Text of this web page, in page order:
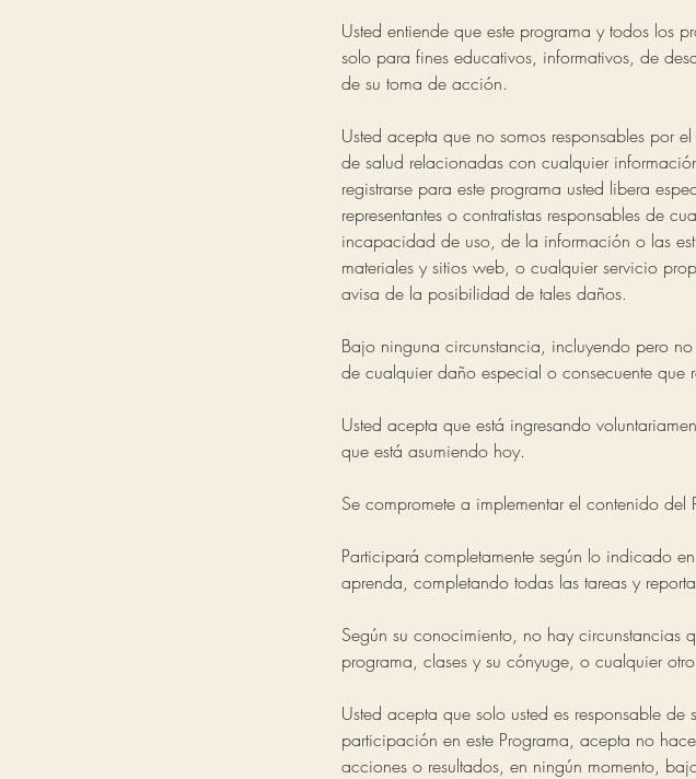
Usted entiende que este programa y todos los
solo para fines educativos, informativos, de
de su toma de acción.
Usted acepta que no somos responsables por
de salud relacionadas con cualquier
registrarse para este programa usted libera
representantes o contratistas responsables de
incapacidad de uso, de la información o las
materiales y sitios web, o cualquier servicio
avisa de la posibilidad de tales daños.
Bajo ninguna circunstancia, incluyendo pero
de cualquier daño especial o consecuente que
Usted acepta que está ingresando
que está asumiendo hoy.
Se compromete a implementar el contenido del
Participará completamente según lo indicado
aprenda, completando todas las tareas y
Según su conocimiento, no hay
programa, clases y su cónyuge, o cualquier
Usted acepta que solo usted es responsable
participación en este Programa, acepta no
acciones o resultados, en ningún momento,